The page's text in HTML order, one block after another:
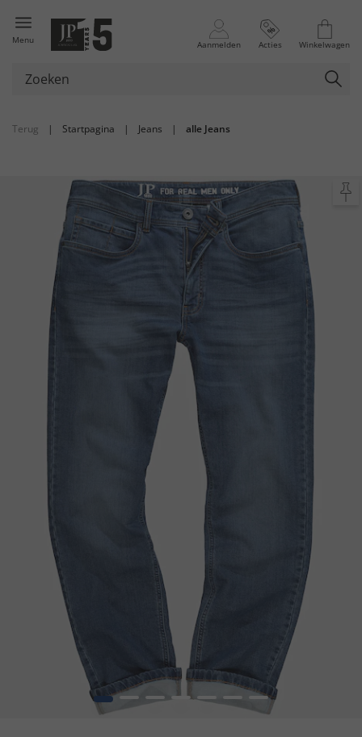
Menu Aanmelden Acties Winkelwagen
Terug | Startpagina | Jeans | alle Jeans
1 2 3 5 6 7